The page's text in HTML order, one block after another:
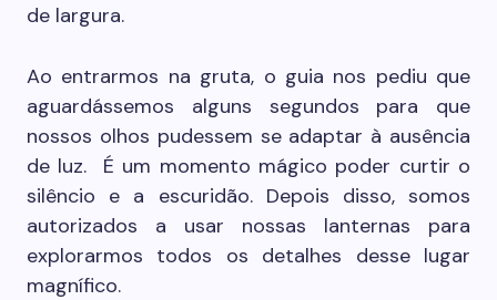
de largura.
Ao entrarmos na gruta, o guia nos pediu que
aguardássemos alguns segundos para que
nossos olhos pudessem se adaptar à ausência
de luz. É um momento mágico poder curtir o
silêncio e a escuridão. Depois disso, somos
autorizados a usar nossas lanternas para
explorarmos todos os detalhes desse lugar
magnífico.